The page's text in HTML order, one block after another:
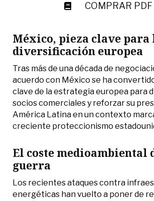
COMPRAR PDF
México, pieza clave para
diversificación europea
Tras más de una década de
acuerdo con México se ha
clave de la estrategia europea para
socios comerciales y reforzar su
América Latina en un contexto
creciente proteccionismo
El coste medioambiental
guerra
Los recientes ataques contra
energéticas han vuelto a poner de